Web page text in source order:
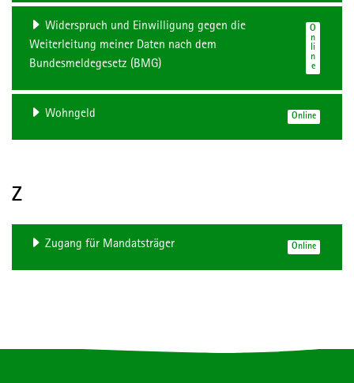
Widerspruch und Einwilligung gegen die
Weiterleitung meiner Daten nach dem
Bundesmeldegesetz (BMG)
O
n
li
n
e
Wohngeld Online
Z
Zugang für Mandatsträger Online